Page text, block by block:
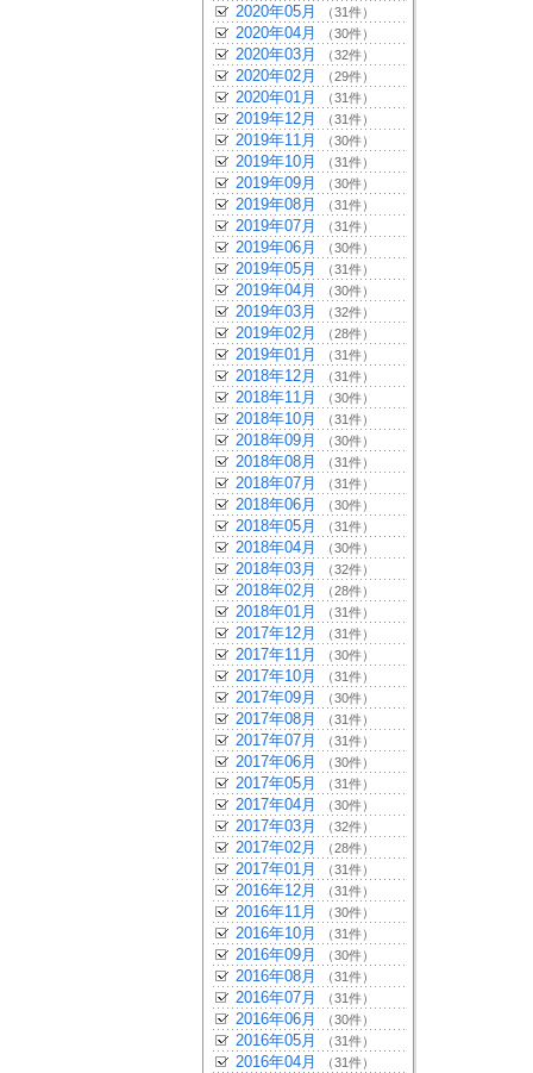
2020年05月 （31件）
2020年04月 （30件）
2020年03月 （32件）
2020年02月 （29件）
2020年01月 （31件）
2019年12月 （31件）
2019年11月 （30件）
2019年10月 （31件）
2019年09月 （30件）
2019年08月 （31件）
2019年07月 （31件）
2019年06月 （30件）
2019年05月 （31件）
2019年04月 （30件）
2019年03月 （32件）
2019年02月 （28件）
2019年01月 （31件）
2018年12月 （31件）
2018年11月 （30件）
2018年10月 （31件）
2018年09月 （30件）
2018年08月 （31件）
2018年07月 （31件）
2018年06月 （30件）
2018年05月 （31件）
2018年04月 （30件）
2018年03月 （32件）
2018年02月 （28件）
2018年01月 （31件）
2017年12月 （31件）
2017年11月 （30件）
2017年10月 （31件）
2017年09月 （30件）
2017年08月 （31件）
2017年07月 （31件）
2017年06月 （30件）
2017年05月 （31件）
2017年04月 （30件）
2017年03月 （32件）
2017年02月 （28件）
2017年01月 （31件）
2016年12月 （31件）
2016年11月 （30件）
2016年10月 （31件）
2016年09月 （30件）
2016年08月 （31件）
2016年07月 （31件）
2016年06月 （30件）
2016年05月 （31件）
2016年04月 （31件）